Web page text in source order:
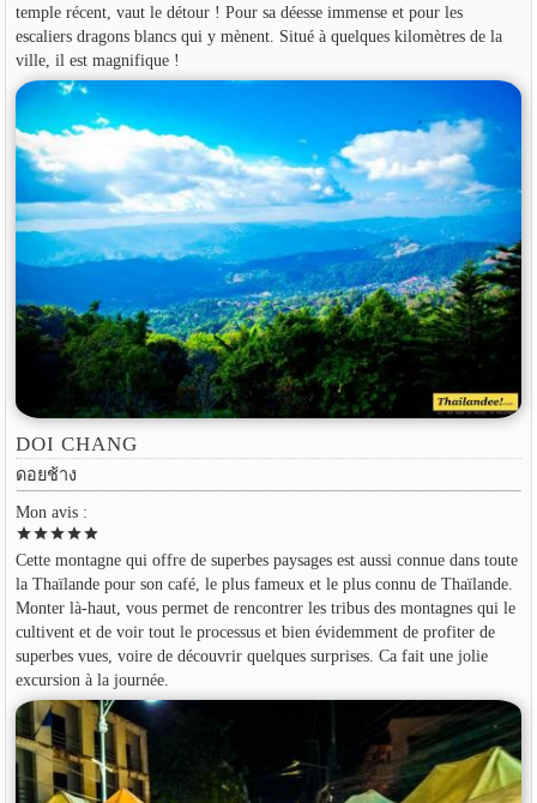
temple récent, vaut le détour ! Pour sa déesse immense et pour les
escaliers dragons blancs qui y mènent. Situé à quelques kilomètres de la
ville, il est magnifique !
DOI CHANG
ดอยช้าง
Mon avis :
starstarstarstarstar
Cette montagne qui offre de superbes paysages est aussi connue dans toute
la Thaïlande pour son café, le plus fameux et le plus connu de Thaïlande.
Monter là-haut, vous permet de rencontrer les tribus des montagnes qui le
cultivent et de voir tout le processus et bien évidemment de profiter de
superbes vues, voire de découvrir quelques surprises. Ca fait une jolie
excursion à la journée.